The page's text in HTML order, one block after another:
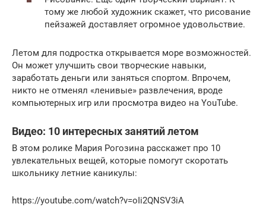
тому же любой художник скажет, что рисование
пейзажей доставляет огромное удовольствие.
Летом для подростка открывается море возможностей.
Он может улучшить свои творческие навыки,
заработать деньги или заняться спортом. Впрочем,
никто не отменял «ленивые» развлечения, вроде
компьютерных игр или просмотра видео на YouTube.
Видео: 10 интересных занятий летом
В этом ролике Мария Рогозина расскажет про 10
увлекательных вещей, которые помогут скоротать
школьнику летние каникулы:
https://youtube.com/watch?v=oIi2QNSV3iA